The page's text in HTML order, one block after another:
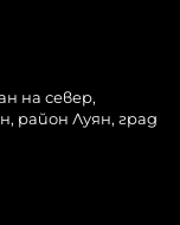
на север,
район Луян, град